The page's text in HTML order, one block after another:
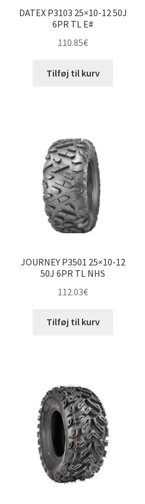
DATEX P3103 25×10-12 50J
6PR TL E#
110.85€
Tilføj til kurv
JOURNEY P3501 25×10-12
50J 6PR TL NHS
112.03€
Tilføj til kurv